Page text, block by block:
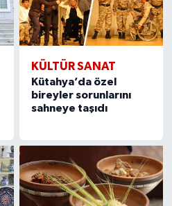
KÜLTÜR SANAT
Kütahya’da özel
bireyler sorunlarını
sahneye taşıdı